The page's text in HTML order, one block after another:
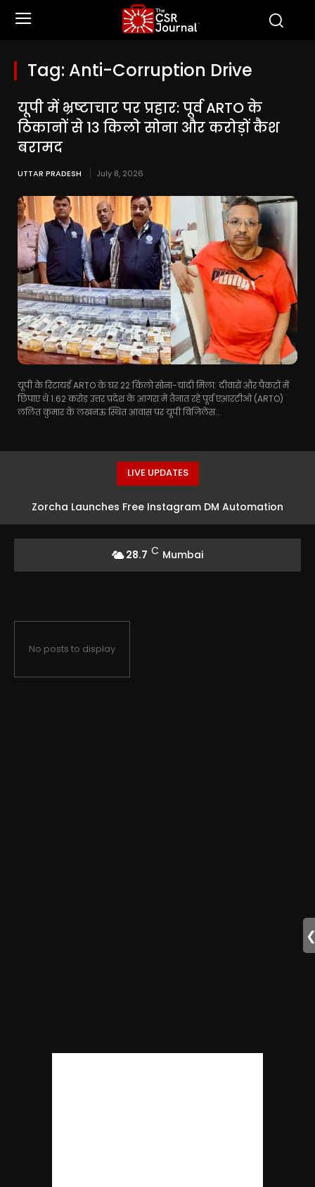
Tag: Anti-Corruption Drive
यूपी में भ्रष्टाचार पर प्रहार: पूर्व ARTO के
ठिकानों से 13 किलो सोना और करोड़ों कैश
बरामद
UTTAR PRADESH July 8, 2026
यूपी के रिटायर्ड ARTO के घर 22 किलो सोना-चांदी मिला: दीवारों और पैकटों में
छिपाए थे 1.62 करोड़ उत्तर प्रदेश के आगरा में तैनात रहे पूर्व एआरटीओ (ARTO)
ललित कुमार के लखनऊ स्थित आवास पर यूपी विजिलेंस...
LIVE UPDATES
Zorcha Launches Free Instagram DM Automation
28.7 C Mumbai
No posts to display